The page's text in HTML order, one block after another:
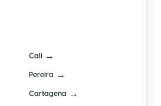
Cali →
Pereira →
Cartagena →